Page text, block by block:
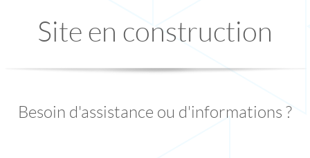
Site en construction
Besoin d'assistance ou d'informations ?